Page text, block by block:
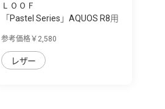
ＬＯＯＦ
「Pastel Series」AQUOS R8用
参考価格￥2,580
レザー